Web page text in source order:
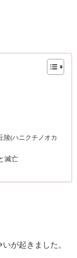
(ハニクチノオカ
滅亡
が起きました。